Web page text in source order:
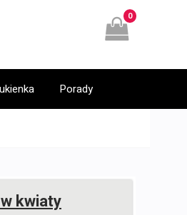
0
Porady
kwiaty